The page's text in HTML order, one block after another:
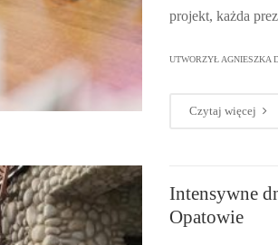
projekt, każda
UTWORZYŁ AGNIESZKA
Czytaj więcej
Intensywne
Opatowie